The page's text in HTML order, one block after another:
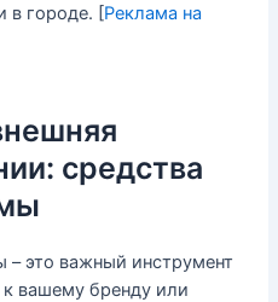
в городе. [Реклама на
средства
это важный инструмент
вашему бренду или